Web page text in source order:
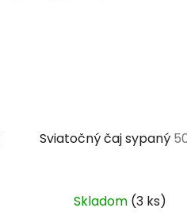
Sviatočný čaj sypaný
Skladom (3 ks)